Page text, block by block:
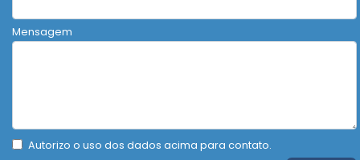
Mensagem
Autorizo o uso dos dados acima para contato.